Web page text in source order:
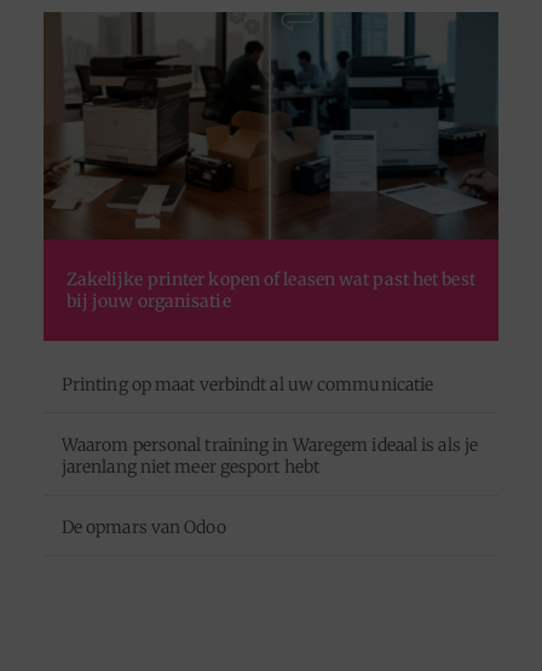
Zakelijke printer kopen of leasen wat past het best
bij jouw organisatie
Printing op maat verbindt al uw communicatie
Waarom personal training in Waregem ideaal is als je
jarenlang niet meer gesport hebt
De opmars van Odoo